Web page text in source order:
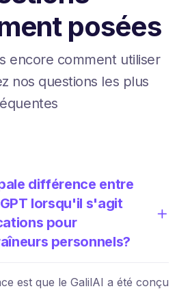
posées
encore comment utiliser
nos questions les plus
différence entre
lorsqu'il s'agit
pour
personnels?
est que le GalilAI a été conçu